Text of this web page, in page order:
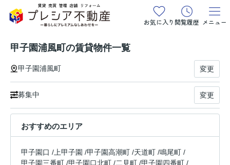
お気に入り 閲覧履歴 メニュー
甲子園浦風町の賃貸物件一覧
甲子園浦風町 変更
募集中 変更
おすすめのエリア
甲子園口 / 上甲子園 /甲子園高潮町 /天道町 /鳴尾町 /
甲子園三番町 /甲子園口北町 /二見町 /甲子園四番町 /